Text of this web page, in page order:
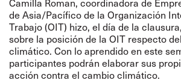
de Asia/Pacífico de la Organización
Trabajo (OIT) hizo, el día de la
sobre la posición de la OIT respecto
climático. Con lo aprendido en este
participantes podrán elaborar sus
acción contra el cambio climático.